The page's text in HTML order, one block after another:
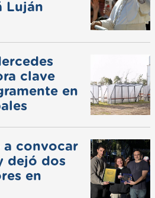
Luján
clave
en
convocar
dejó dos
en